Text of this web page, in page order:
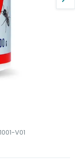
V01